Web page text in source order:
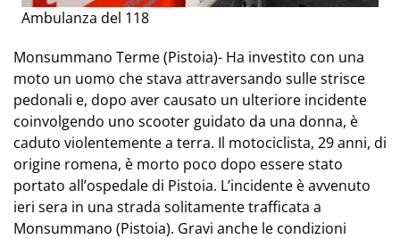
Ambulanza del 118
Monsummano Terme (Pistoia)- Ha investito con una
moto un uomo che stava attraversando sulle strisce
pedonali e, dopo aver causato un ulteriore incidente
coinvolgendo uno scooter guidato da una donna, è
caduto violentemente a terra. Il motociclista, 29 anni, di
origine romena, è morto poco dopo essere stato
portato all’ospedale di Pistoia. L’incidente è avvenuto
ieri sera in una strada solitamente trafficata a
Monsummano (Pistoia). Gravi anche le condizioni